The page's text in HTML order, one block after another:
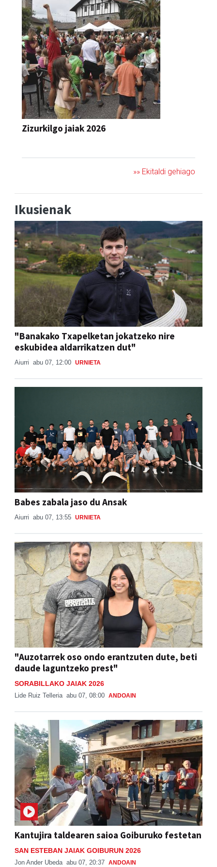
Zizurkilgo jaiak 2026
"Banakako Txapelketan jokatzeko nire
eskubidea aldarrikatzen dut"
Aiurri abu 07, 12:00 URNIETA
Babes zabala jaso du Ansak
"Auzotarrek oso ondo erantzuten dute, beti
daude laguntzeko prest"
SORABILLAKO JAIAK 2026
Lide Ruiz Telleria abu 07, 08:00
Kantujira taldearen saioa Goiburuko festetan
Jon Ander Ubeda